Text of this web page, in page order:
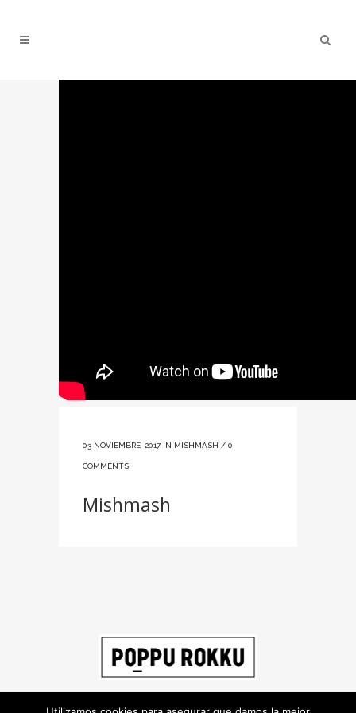
03 NOVIEMBRE, 2017 IN MISHMASH / 0
COMMENTS
Mishmash